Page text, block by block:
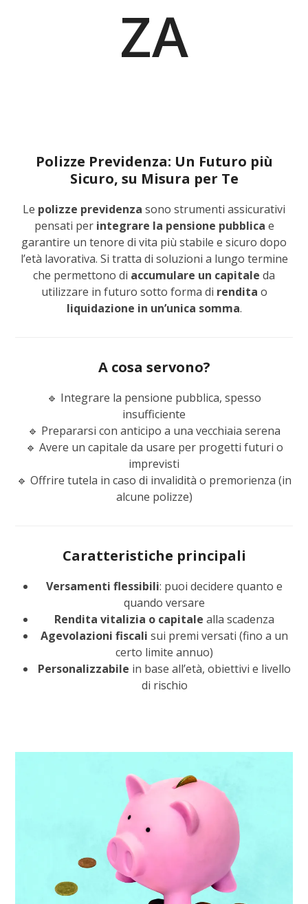
ZA
Polizze Previdenza: Un Futuro più
Sicuro, su Misura per Te
Le polizze previdenza sono strumenti assicurativi
pensati per integrare la pensione pubblica e
garantire un tenore di vita più stabile e sicuro dopo
l’età lavorativa. Si tratta di soluzioni a lungo termine
che permettono di accumulare un capitale da
utilizzare in futuro sotto forma di rendita o
liquidazione in un’unica somma.
A cosa servono?
🔹 Integrare la pensione pubblica, spesso
insufficiente
🔹 Prepararsi con anticipo a una vecchiaia serena
🔹 Avere un capitale da usare per progetti futuri o
imprevisti
🔹 Offrire tutela in caso di invalidità o premorienza (in
alcune polizze)
Caratteristiche principali
Versamenti flessibili: puoi decidere quanto e
quando versare
Rendita vitalizia o capitale alla scadenza
Agevolazioni fiscali sui premi versati (fino a un
certo limite annuo)
Personalizzabile in base all’età, obiettivi e livello
di rischio